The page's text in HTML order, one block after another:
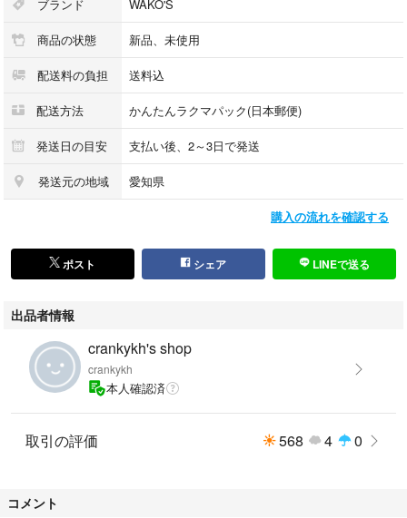
ブランド WAKO'S
商品の状態 新品、未使用
配送料の負担 送料込
配送方法 かんたんラクマパック(日本郵便)
発送日の目安 支払い後、2～3日で発送
発送元の地域 愛知県
購入の流れを確認する
ポスト シェア LINEで送る
出品者情報
crankykh's shop
crankykh
本人確認済
取引の評価 568 4 0
コメント